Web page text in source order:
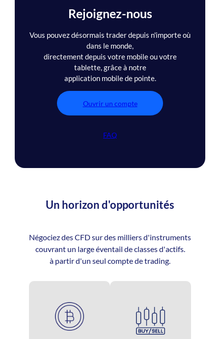
Rejoignez-nous
Vous pouvez désormais trader depuis n'importe où
dans le monde,
directement depuis votre mobile ou votre
tablette, grâce à notre
application mobile de pointe.
Ouvrir un compte
FAQ
Un horizon d'opportunités
Négociez des CFD sur des milliers d'instruments
couvrant un large éventail de classes d'actifs.
à partir d'un seul compte de trading.